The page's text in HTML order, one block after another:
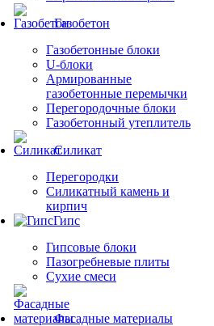
Газобетон
Газобетонные блоки
U-блоки
Армированные
газобетонные перемычки
Перегородочные блоки
Газобетонный утеплитель
Силикат
Перегородки
Силикатный камень и
кирпич
Гипс
Гипсовые блоки
Пазогребневые плиты
Сухие смеси
Фасадные материалы